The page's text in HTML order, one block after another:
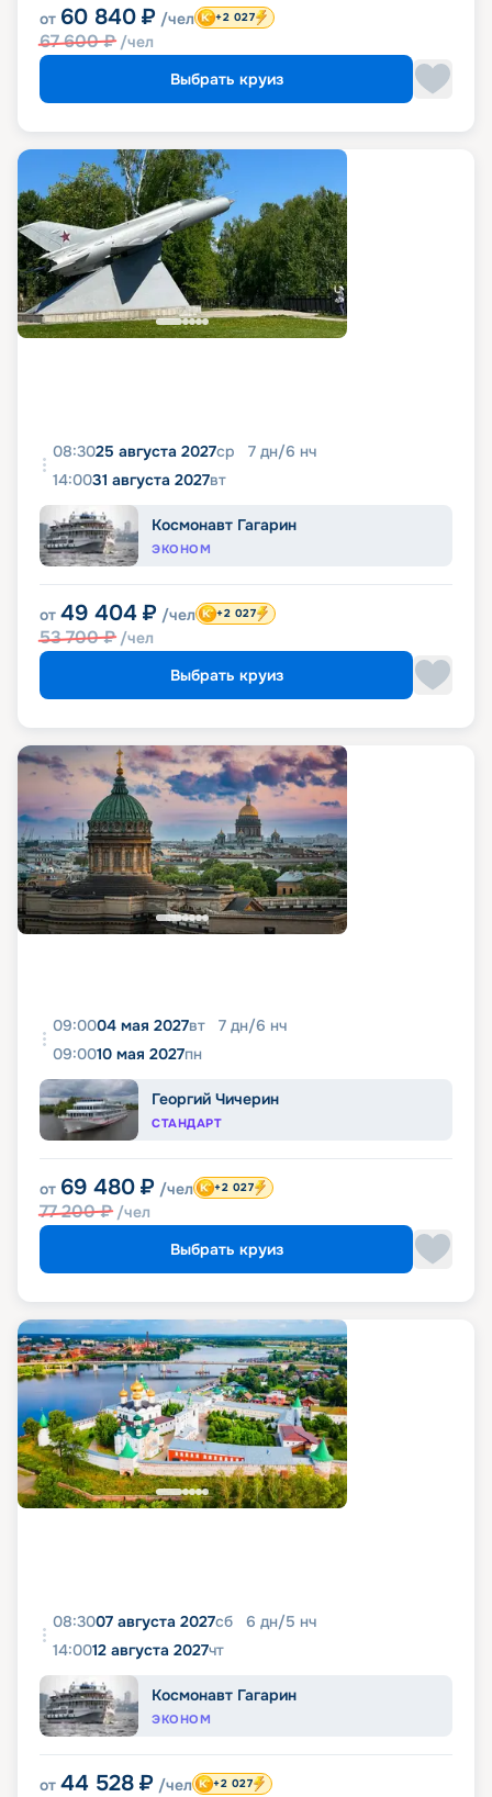
от 60 840 ₽ /чел
67 600₽ /чел
+2 027
Выбрать круиз
08:3025 августа 2027ср 7 дн/6 нч
14:0031 августа 2027вт
Космонавт Гагарин
ЭКОНОМ
от 49 404 ₽ /чел
53 700₽ /чел
+2 027
Выбрать круиз
09:0004 мая 2027вт 7 дн/6 нч
09:0010 мая 2027пн
Георгий Чичерин
СТАНДАРТ
от 69 480 ₽ /чел
77 200₽ /чел
+2 027
Выбрать круиз
08:3007 августа 2027сб 6 дн/5 нч
14:0012 августа 2027чт
Космонавт Гагарин
ЭКОНОМ
от 44 528 ₽ /чел +2 027